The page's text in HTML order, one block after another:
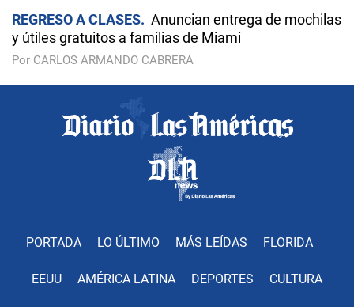
REGRESO A CLASES
Anuncian entrega de mochilas
y útiles gratuitos a familias de Miami
Por CARLOS ARMANDO CABRERA
PORTADA LO ÚLTIMO MÁS LEÍDAS FLORIDA
EEUU AMÉRICA LATINA DEPORTES CULTURA